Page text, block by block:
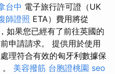
台中 電子旅行許可證（UK
師證照 ETA）費用將從
如果您已經有了前往英國的
申請請求。 提供用於使用
理符合有效的匈牙利數據保
美容撥筋 台胞證桃園 seo